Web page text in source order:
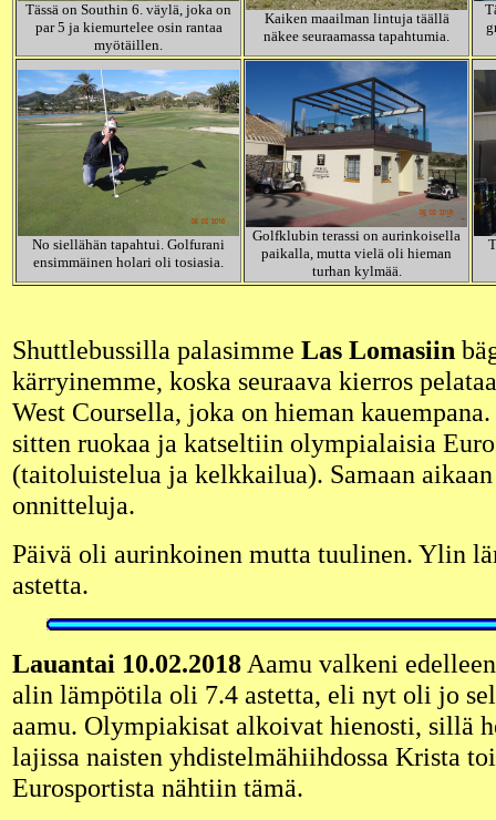
Tässä on Southin 6. väylä, joka on
par 5 ja kiemurtelee osin rantaa
myötäillen.
Kaiken maailman lintuja täällä
näkee seuraamassa tapahtumia.
No siellähän tapahtui. Golfurani
ensimmäinen holari oli tosiasia.
Golfklubin terassi on aurinkoisella
paikalla, mutta vielä oli hieman
turhan kylmää.
Shuttlebussilla palasimme Las Lomasiin
kärryinemme, koska seuraava kierros
West Coursella, joka on hieman
sitten ruokaa ja katseltiin olympialaisia
(taitoluistelua ja kelkkailua). Samaan
onnitteluja.
Päivä oli aurinkoinen mutta tuulinen. Ylin
astetta.
Lauantai 10.02.2018Aamu valkeni
alin lämpötila oli 7.4 astetta, eli nyt oli jo
aamu. Olympiakisat alkoivat hienosti, sillä
lajissa naisten yhdistelmähiihdossa Krista
Eurosportista nähtiin tämä.